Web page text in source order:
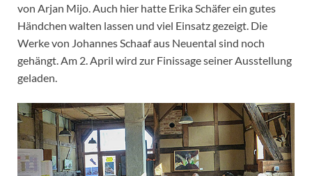
von Arjan Mijo. Auch hier hatte Erika Schäfer ein gutes
Händchen walten lassen und viel Einsatz gezeigt. Die
Werke von Johannes Schaaf aus Neuental sind noch
gehängt. Am 2. April wird zur Finissage seiner Ausstellung
geladen.